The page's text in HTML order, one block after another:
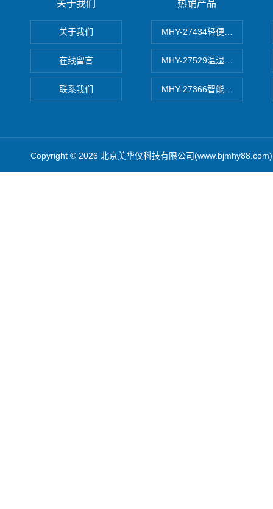
关于我们
关于我们
在线留言
联系我们
热销产品
MHY-27434轻便式自动水质
MHY-27529温湿度记录仪
MHY-27366智能数字微压计
Copyright © 2026 北京美华仪科技有限公司